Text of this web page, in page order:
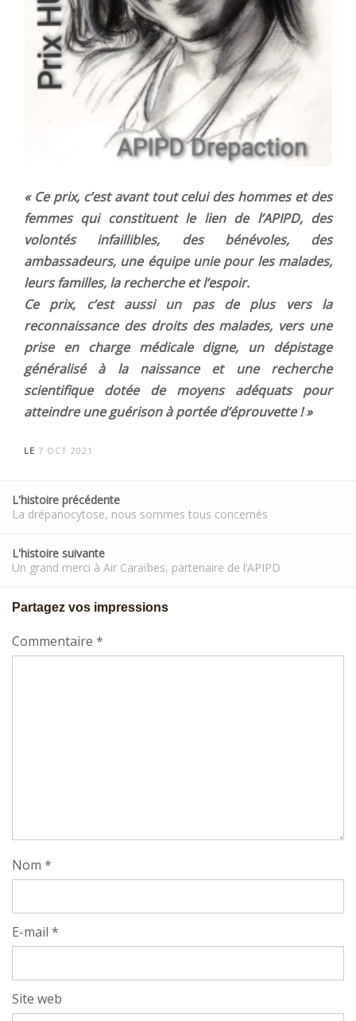
« Ce prix, c’est avant tout celui des hommes et des
femmes qui constituent le lien de l’APIPD, des
volontés infaillibles, des bénévoles, des
ambassadeurs, une équipe unie pour les malades,
leurs familles, la recherche et l’espoir.
Ce prix, c’est aussi un pas de plus vers la
reconnaissance des droits des malades, vers une
prise en charge médicale digne, un dépistage
généralisé à la naissance et une recherche
scientifique dotée de moyens adéquats pour
atteindre une guérison à portée d’éprouvette ! »
LE 7 OCT 2021
navigation
L'histoire précédente
La drépanocytose, nous sommes tous concernés
L'histoire suivante
Un grand merci à Air Caraïbes, partenaire de l’APIPD
Partagez vos impressions
Commentaire *
Nom *
E-mail *
Site web